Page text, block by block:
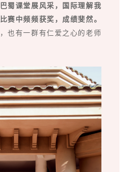
蜀课堂展风采，国际理解我
赛中频频获奖，成绩斐然。
也有一群有仁爱之心的老师